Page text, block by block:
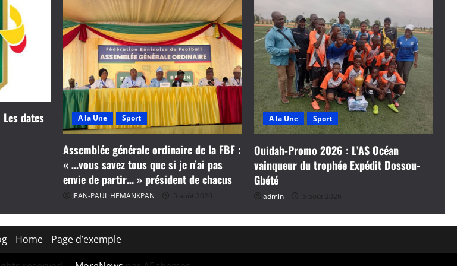
dates
A la Une Sport
Assemblée générale ordinaire de la FBF :
« …vous savez tous que si je n’ai pas
envie de partir… » président de chacus
JEAN-PAUL HEMANKPAN 5 août 2026
A la Une Sport
Ouidah-Promo 2026 : L’AS Océan
vainqueur du trophée Expédit Dossou-
Gbété
admin 5 août 2026
Home Page d’exemple